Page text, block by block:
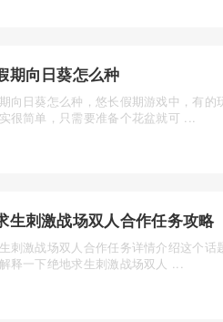
期向日葵怎么种
向日葵怎么种，悠长假期游戏中，有
很简单，只需要准备个花盆就可 ...
生刺激战场双人合作任务攻略
刺激战场双人合作任务详情介绍这个
释一下绝地求生刺激战场双人 ...